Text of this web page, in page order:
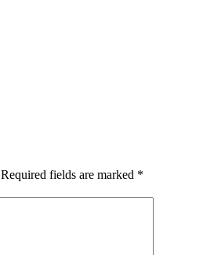
Required fields are marked *